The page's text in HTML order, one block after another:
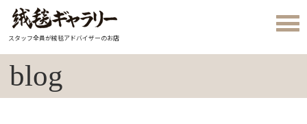
スタッフ全員が絨毯アドバイザーのお店
blog